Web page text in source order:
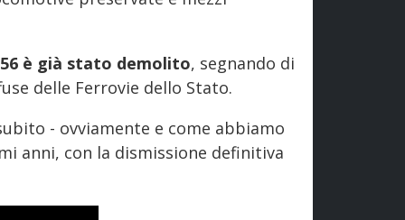
è già stato demolito, segnando di
delle Ferrovie dello Stato.
- ovviamente e come abbiamo
anni, con la dismissione definitiva